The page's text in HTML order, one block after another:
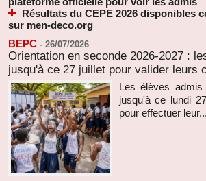
Résultats du CEPE 2026 disponibles
sur men-deco.org
BEPC - 26/07/2026
Orientation en seconde 2026-2027 :
jusqu'à ce 27 juillet pour valider leurs
Les élèves
jusqu'à ce lundi
pour effectuer leur...